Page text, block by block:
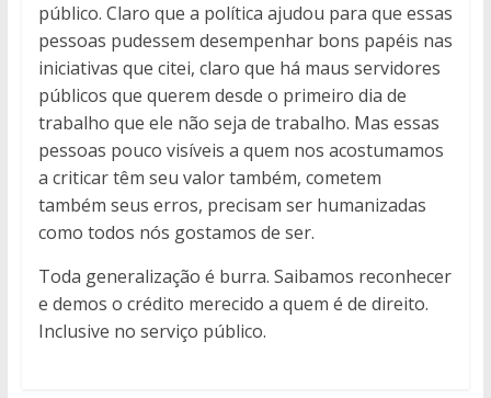
público. Claro que a política ajudou para que essas
pessoas pudessem desempenhar bons papéis nas
iniciativas que citei, claro que há maus servidores
públicos que querem desde o primeiro dia de
trabalho que ele não seja de trabalho. Mas essas
pessoas pouco visíveis a quem nos acostumamos
a criticar têm seu valor também, cometem
também seus erros, precisam ser humanizadas
como todos nós gostamos de ser.
Toda generalização é burra. Saibamos reconhecer
e demos o crédito merecido a quem é de direito.
Inclusive no serviço público.